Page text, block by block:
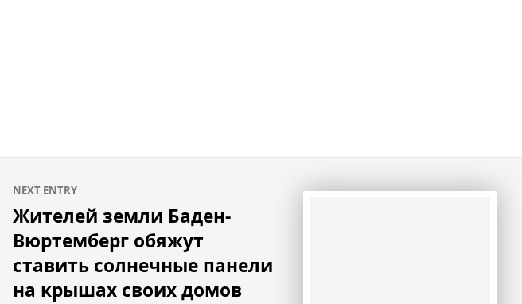
NEXT ENTRY
Жителей земли Баден-
Вюртемберг обяжут
ставить солнечные панели
на крышах своих домов